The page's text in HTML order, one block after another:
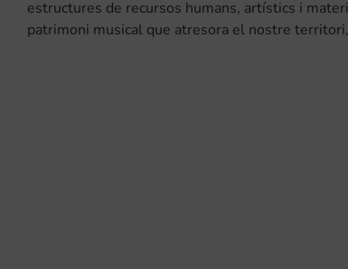
estructures de recursos humans, artístics i
patrimoni musical que atresora el nostre